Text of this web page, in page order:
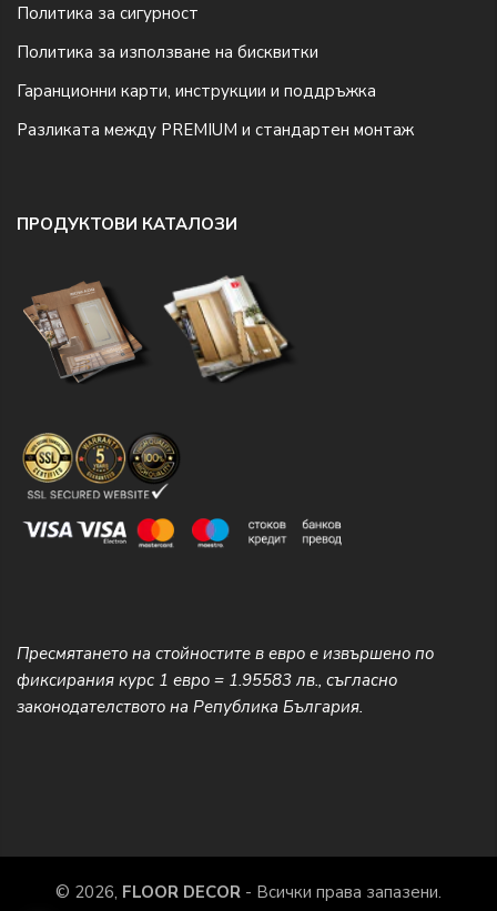
Политика за сигурност
Политика за използване на бисквитки
Гаранционни карти, инструкции и поддръжка
Разликата между PREMIUM и стандартен монтаж
ПРОДУКТОВИ КАТАЛОЗИ
Пресмятането на стойностите в евро е извършено по
фиксирания курс 1 евро = 1.95583 лв., съгласно
законодателството на Република България.
© 2026, FLOOR DECOR - Всички права запазени.